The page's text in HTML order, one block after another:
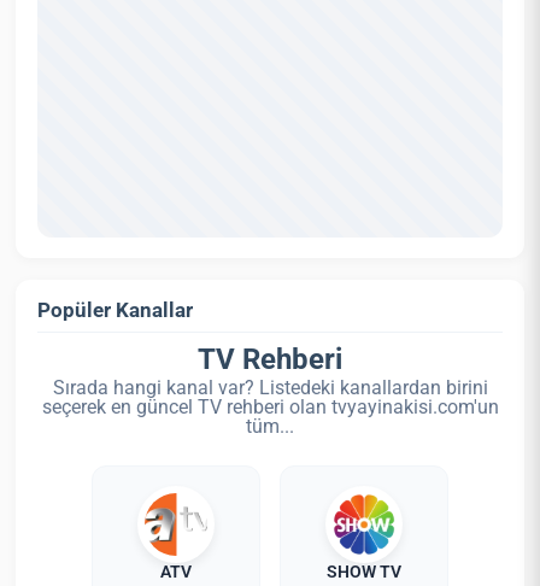
Popüler Kanallar
TV Rehberi
Sırada hangi kanal var? Listedeki kanallardan birini
seçerek en güncel TV rehberi olan tvyayinakisi.com'un
tüm...
ATV SHOW TV